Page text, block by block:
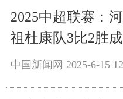
2025中超联赛：
祖杜康队3比2胜
中国新闻网 2025-6-15